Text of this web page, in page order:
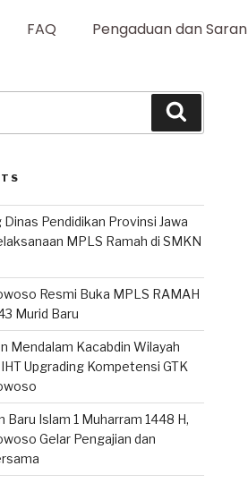
FAQ Pengaduan dan Saran
Dinas Pendidikan Provinsi Jawa
MPLS Ramah di SMKN
Resmi Buka MPLS RAMAH
Murid Baru
Mendalam Kacabdin Wilayah
Upgrading Kompetensi GTK
Baru Islam 1 Muharram 1448 H,
Gelar Pengajian dan